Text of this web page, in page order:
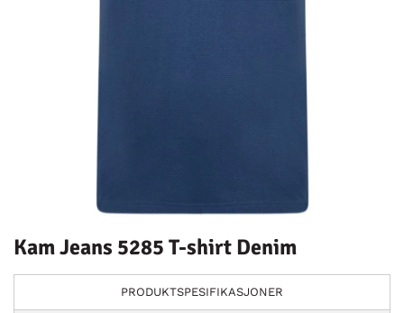
Kam Jeans 5285 T-shirt Denim
PRODUKTSPESIFIKASJONER